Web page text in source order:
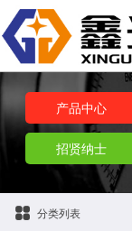
产品中心
招贤纳士
分类列表